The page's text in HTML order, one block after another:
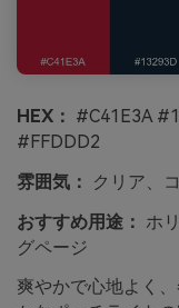
HEX： #C41E3A
#FFDDD2
雰囲気：
クリア、
おすすめ用途： ホ
グページ
爽やかで心地よく